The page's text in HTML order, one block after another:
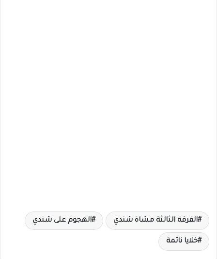
الفرقة الثالثة مشاة شندي الهجوم على شندي
خلايا نائمة